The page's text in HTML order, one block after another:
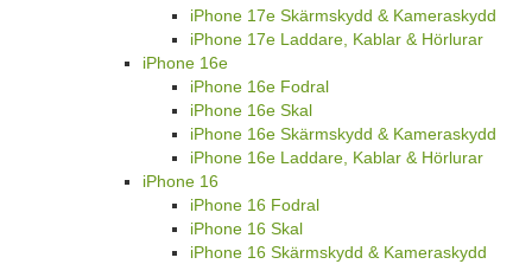
iPhone 17e Skärmskydd & Kameraskydd
iPhone 17e Laddare, Kablar & Hörlurar
iPhone 16e
iPhone 16e Fodral
iPhone 16e Skal
iPhone 16e Skärmskydd & Kameraskydd
iPhone 16e Laddare, Kablar & Hörlurar
iPhone 16
iPhone 16 Fodral
iPhone 16 Skal
iPhone 16 Skärmskydd & Kameraskydd